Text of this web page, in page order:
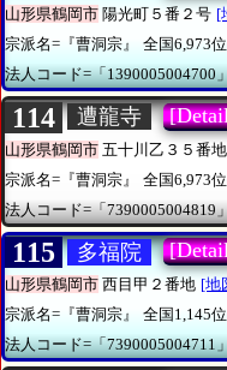
山形県鶴岡市 陽光町５番２号 [
宗派名=『曹洞宗』
全国6,973
法人コード=「1390005004700
114 遭龍寺
山形県鶴岡市 五十川乙３５番地
宗派名=『曹洞宗』
全国6,973
法人コード=「7390005004819
115 多福院
山形県鶴岡市 西目甲２番地 [地
宗派名=『曹洞宗』
全国1,145
法人コード=「7390005004711